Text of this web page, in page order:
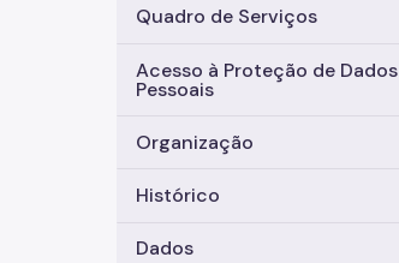
Quadro de Serviços
Acesso à Proteção de Dados
Pessoais
Organização
Histórico
Dados